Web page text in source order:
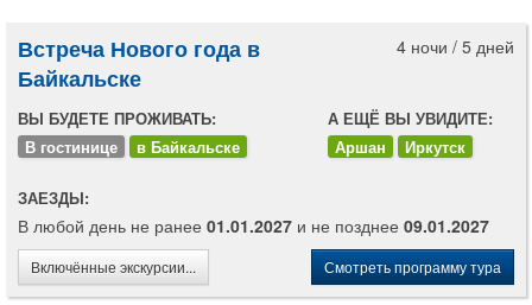
4 ночи / 5 дней
Встреча Нового года в
Байкальске
ВЫ БУДЕТЕ ПРОЖИВАТЬ:
В гостинице
в Байкальске
А ЕЩЁ ВЫ УВИДИТЕ:
Аршан
Иркутск
ЗАЕЗДЫ:
В любой день не ранее 01.01.2027 и не позднее 09.01.2027
Включённые экскурсии... Смотреть программу тура